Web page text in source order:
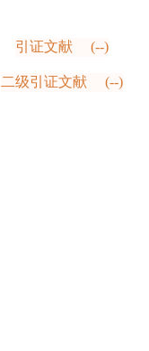
引证文献 (--)
二级引证文献 (--)